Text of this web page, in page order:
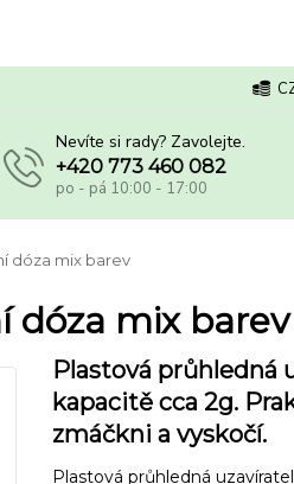
Nevíte si rady? Zavolejte.
+420 773 460 082
po - pá 10:00 - 17:00
dóza mix barev
dóza mix barev
Plastová průhledná
kapacitě cca 2g.
zmáčkni a vyskočí.
Plastová průhledná